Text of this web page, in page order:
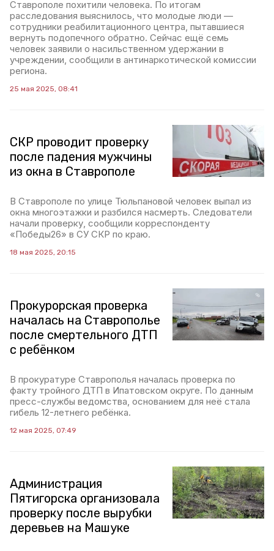
Ставрополе похитили человека. По итогам
расследования выяснилось, что молодые люди —
сотрудники реабилитационного центра, пытавшиеся
вернуть подопечного обратно. Сейчас ещё семь
человек заявили о насильственном удержании в
учреждении, сообщили в антинаркотической комиссии
региона.
25 мая 2025, 08:41
СКР проводит проверку
после падения мужчины
из окна в Ставрополе
В Ставрополе по улице Тюльпановой человек выпал из
окна многоэтажки и разбился насмерть. Следователи
начали проверку, сообщили корреспонденту
«Победы26» в СУ СКР по краю.
18 мая 2025, 20:15
Прокурорская проверка
началась на Ставрополье
после смертельного ДТП
с ребёнком
В прокуратуре Ставрополья началась проверка по
факту тройного ДТП в Ипатовском округе. По данным
пресс-службы ведомства, основанием для неё стала
гибель 12-летнего ребёнка.
12 мая 2025, 07:49
Администрация
Пятигорска организовала
проверку после вырубки
деревьев на Машуке